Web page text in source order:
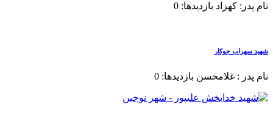
نام پدر: کهزاد بازدیدها: 0
شهید سهراب جوکار
نام پدر : غلامحسن بازدیدها: 0